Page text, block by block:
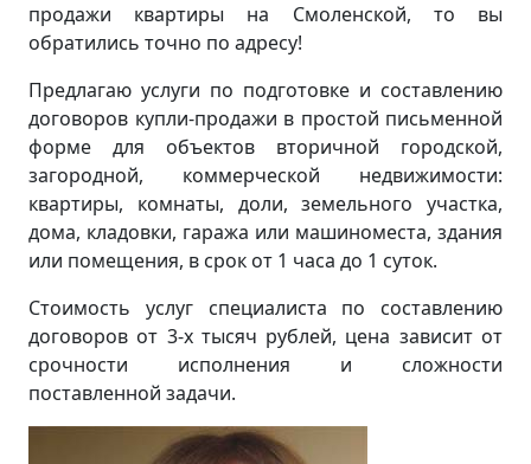
продажи квартиры на Смоленской, то вы
обратились точно по адресу!
Предлагаю услуги по подготовке и составлению
договоров купли-продажи в простой письменной
форме для объектов вторичной городской,
загородной, коммерческой недвижимости:
квартиры, комнаты, доли, земельного участка,
дома, кладовки, гаража или машиноместа, здания
или помещения, в срок от 1 часа до 1 суток.
Стоимость услуг специалиста по составлению
договоров от 3-х тысяч рублей, цена зависит от
срочности исполнения и сложности
поставленной задачи.